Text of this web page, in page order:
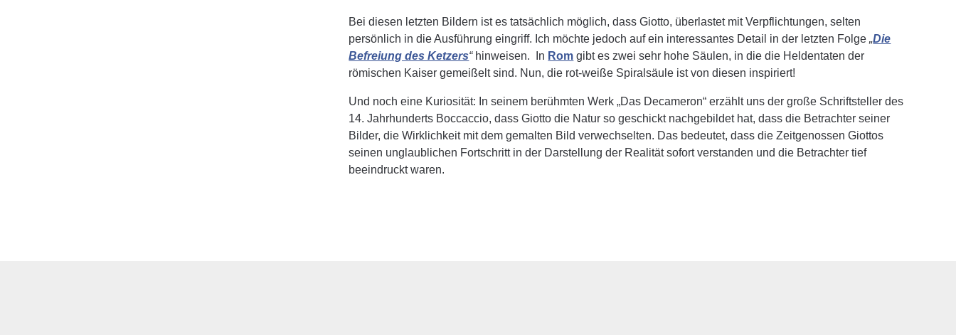
Bei diesen letzten Bildern ist es tatsächlich möglich, dass Giotto, überlastet mit Verpflichtungen, selten
persönlich in die Ausführung eingriff. Ich möchte jedoch auf ein interessantes Detail in der letzten Folge„Die
Befreiung des Ketzers“hinweisen. In Rom gibt es zwei sehr hohe Säulen, in die die Heldentaten der
römischen Kaiser gemeißelt sind. Nun, die rot-weiße Spiralsäule ist von diesen inspiriert!
Und noch eine Kuriosität: In seinem berühmten Werk „Das Decameron“ erzählt uns der große Schriftsteller des
14. Jahrhunderts Boccaccio, dass Giotto die Natur so geschickt nachgebildet hat, dass die Betrachter seiner
Bilder, die Wirklichkeit mit dem gemalten Bild verwechselten. Das bedeutet, dass die Zeitgenossen Giottos
seinen unglaublichen Fortschritt in der Darstellung der Realität sofort verstanden und die Betrachter tief
beeindruckt waren.